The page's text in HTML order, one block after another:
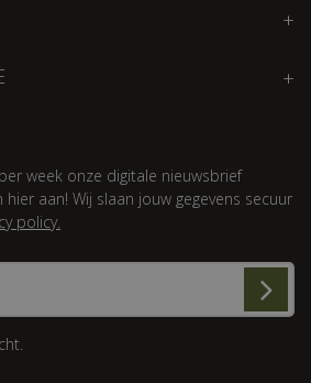
week onze digitale nieuwsbrief
aan! Wij slaan jouw gegevens secuur
policy.